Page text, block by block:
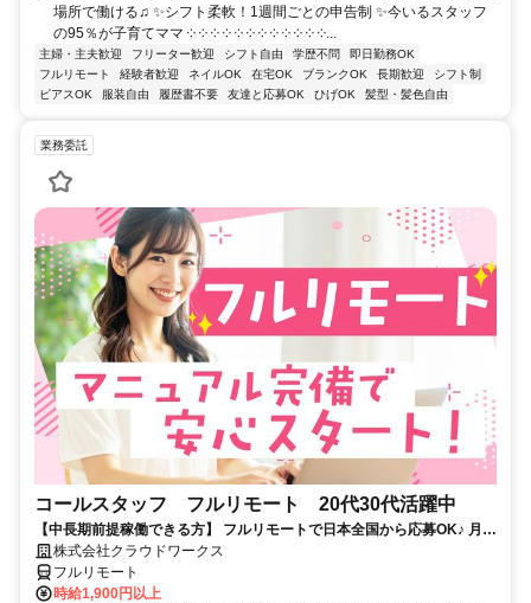
場所で働ける♫ ✨シフト柔軟！1週間ごとの申告制 ✨今いるスタッフ
の95％が子育てママ ༶ ༶ ༶ ༶ ༶ ༶ ༶ ༶ ༶ ༶ ༶ ༶...
主婦・主夫歓迎 フリーター歓迎 シフト自由 学歴不問
即日勤務OK
フルリモート
経験者歓迎 ネイルOK 在宅OK ブランクOK 長期歓迎
シフト制
ピアスOK
服装自由 履歴書不要 友達と応募OK ひげOK 髪型・髪色自由
業務委託
コールスタッフ フルリモート 20代30代活躍中
【中長期前提稼働できる方】 フルリモートで日本全国から応募OK♪ 月稼
働80時間で安定収入！
株式会社クラウドワークス
フルリモート
時給1,900円以上